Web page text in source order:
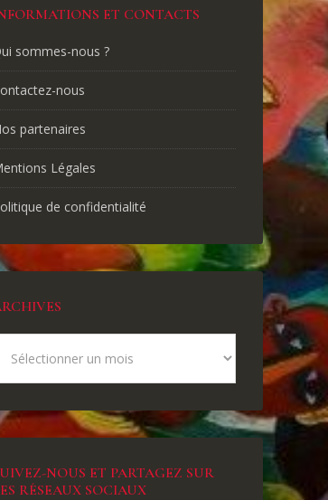
ET CONTACTS
sommes-nous ?
nous
partenaires
Légales
de confidentialité
NOUS ET PARTAGEZ SUR
RÉSEAUX SOCIAUX